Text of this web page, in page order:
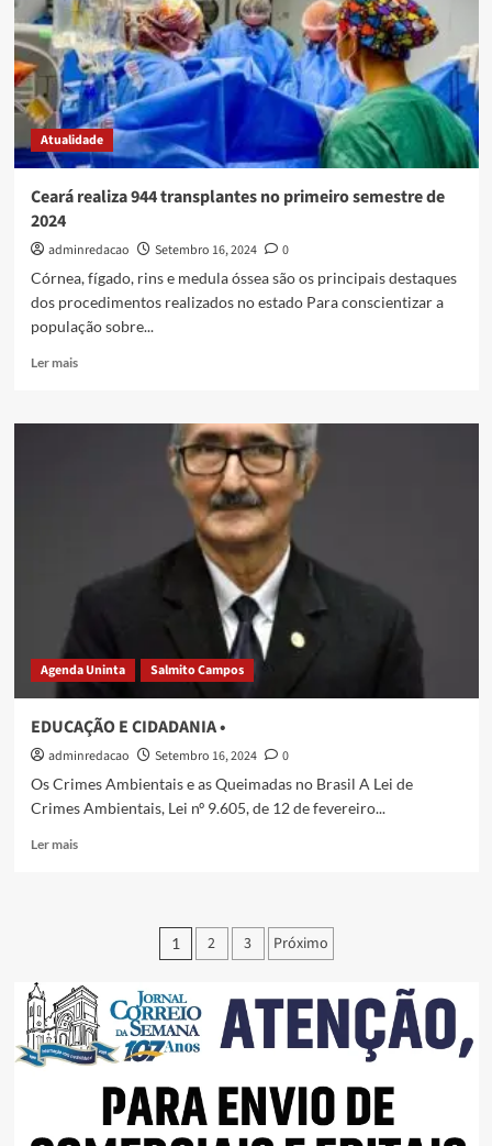
Atualidade
Ceará realiza 944 transplantes no primeiro semestre de
2024
adminredacao Setembro 16, 2024
0
Córnea, fígado, rins e medula óssea são os principais destaques
dos procedimentos realizados no estado Para conscientizar a
população sobre...
Ler mais
Agenda Uninta Salmito Campos
EDUCAÇÃO E CIDADANIA •
adminredacao Setembro 16, 2024
0
Os Crimes Ambientais e as Queimadas no Brasil A Lei de
Crimes Ambientais, Lei nº 9.605, de 12 de fevereiro...
Ler mais
1 2 3 Próximo